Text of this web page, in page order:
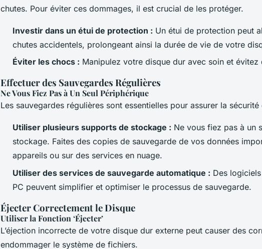
chutes. Pour éviter ces dommages, il est crucial de les protéger.
Investir dans un étui de protection : Un étui de protection peut
chutes accidentels, prolongeant ainsi la durée de vie de votre
Éviter les chocs : Manipulez votre disque dur avec soin et évitez
Effectuer des Sauvegardes Régulières
Ne Vous Fiez Pas à Un Seul Périphérique
Les sauvegardes régulières sont essentielles pour assurer la
Utiliser plusieurs supports de stockage : Ne vous fiez pas à un
stockage. Faites des copies de sauvegarde de vos données
appareils ou sur des services en nuage.
Utiliser des services de sauvegarde automatique : Des
PC peuvent simplifier et optimiser le processus de sauvegarde.
Éjecter Correctement le Disque
Utiliser la Fonction ‘Éjecter’
L’éjection incorrecte de votre disque dur externe peut causer des
endommager le système de fichiers.